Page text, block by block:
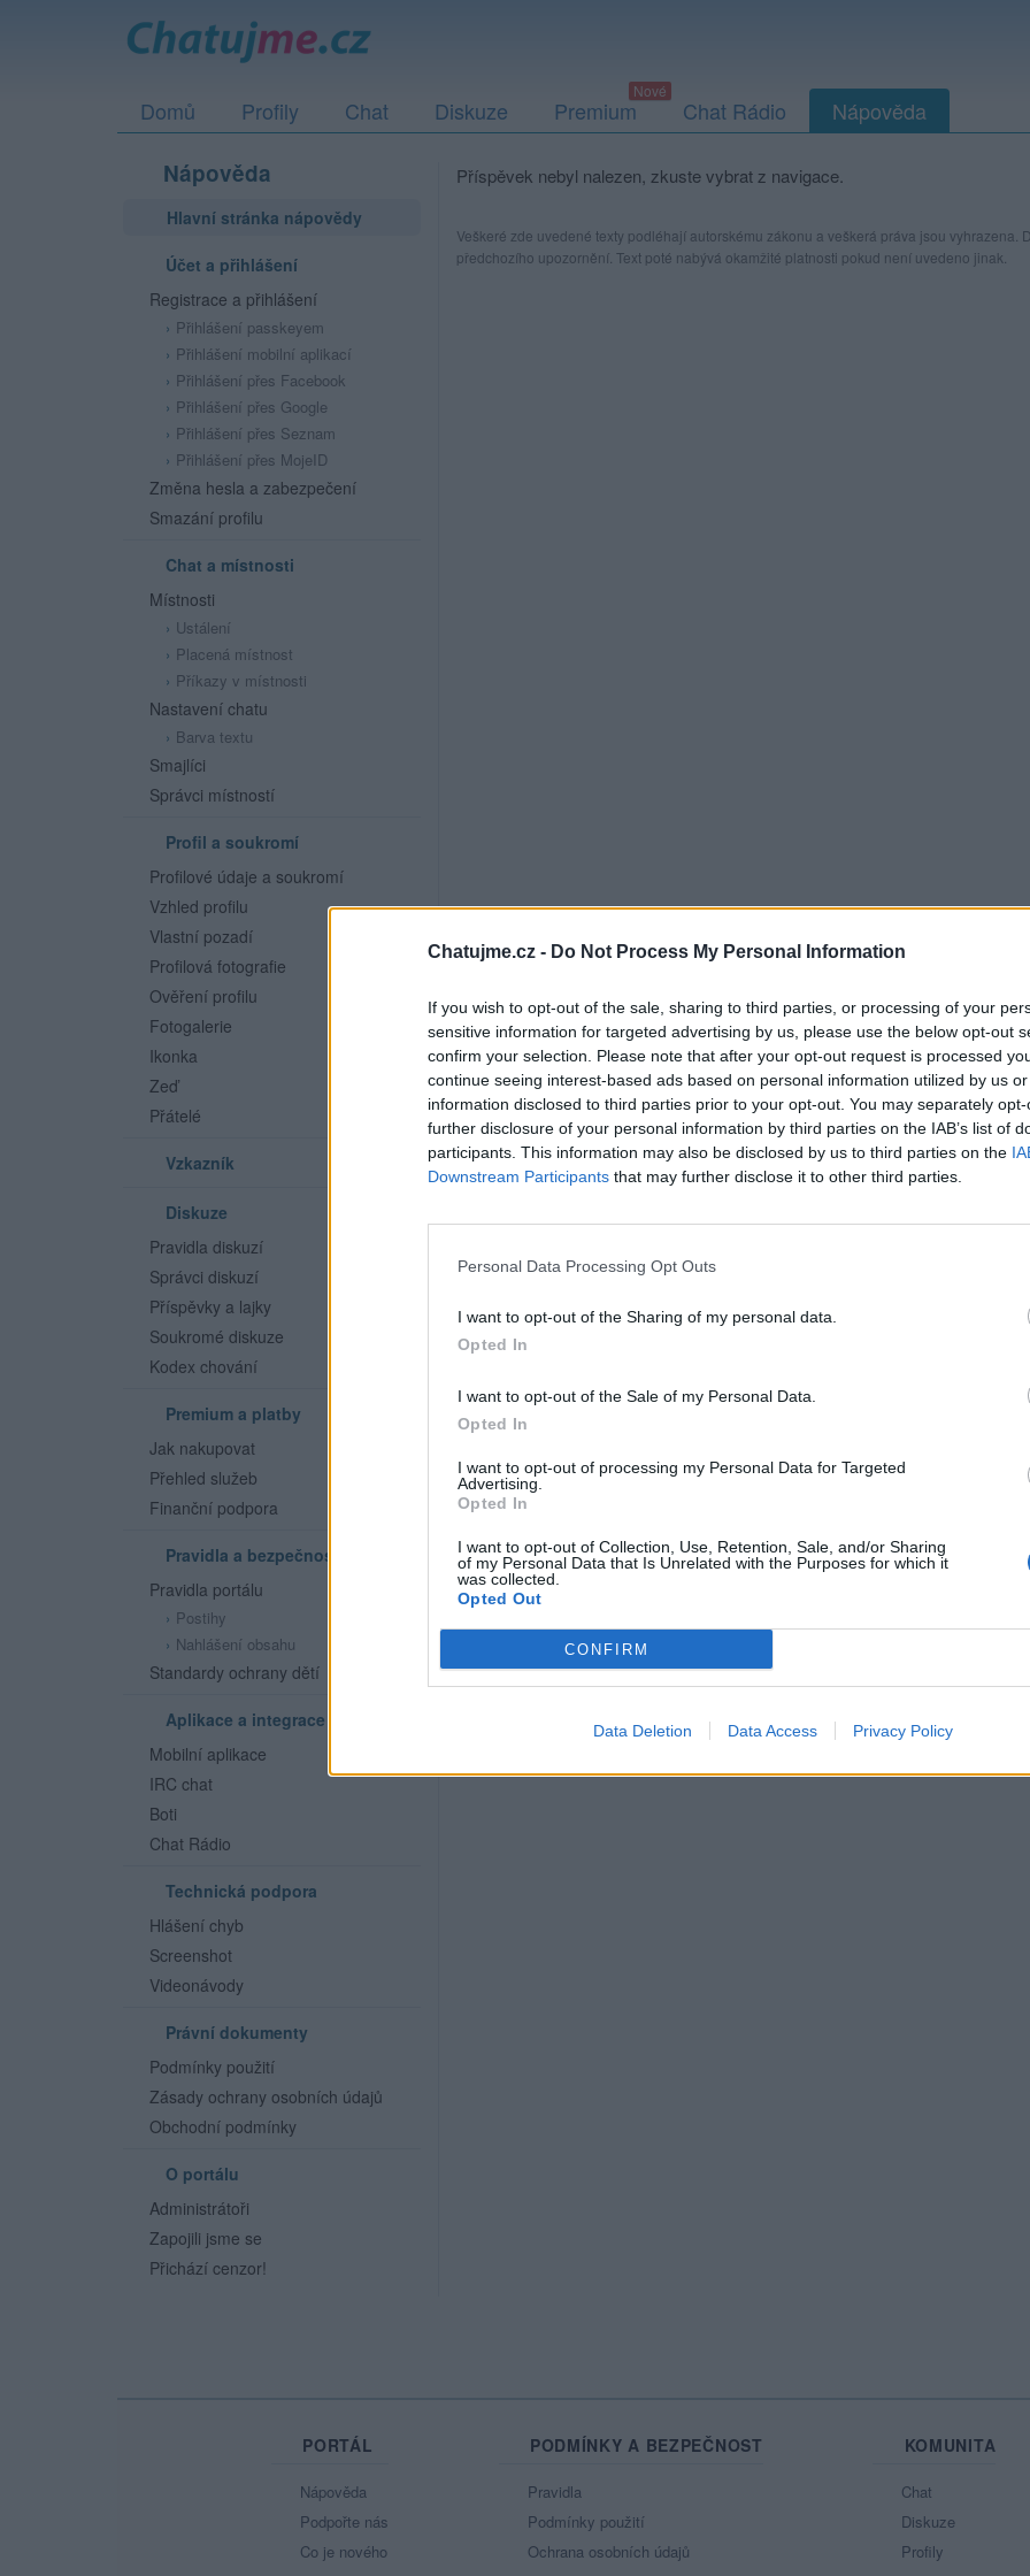
Chatujme.cz - Do Not Process My Personal Information
If you wish to opt-out of the sale, sharing to third parties, or processing of your
sensitive information for targeted advertising by us, please use the below opt-out
confirm your selection. Please note that after your opt-out request is processed
continue seeing interest-based ads based on personal information utilized by us
information disclosed to third parties prior to your opt-out. You may separately
further disclosure of your personal information by third parties on the IAB’s list of
participants. This information may also be disclosed by us to third parties on the
Downstream Participants that may further disclose it to other third parties.
Personal Data Processing Opt Outs
I want to opt-out of the Sharing of my personal data.
Opted In
I want to opt-out of the Sale of my Personal Data.
Opted In
I want to opt-out of processing my Personal Data for Targeted
Advertising.
Opted In
I want to opt-out of Collection, Use, Retention, Sale, and/or Sharing
of my Personal Data that Is Unrelated with the Purposes for which it
was collected.
Opted Out
CONFIRM
Data Deletion Data Access Privacy Policy
Domů Profily Chat Diskuze Premium Chat Rádio Nápověda
Nápověda
Hlavní stránka nápovědy
Účet a přihlášení
Registrace a přihlášení
Přihlášení passkeyem
Přihlášení mobilní aplikací
Přihlášení přes Facebook
Přihlášení přes Google
Přihlášení přes Seznam
Přihlášení přes MojeID
Změna hesla a zabezpečení
Smazání profilu
Chat a místnosti
Místnosti
Ustálení
Placená místnost
Příkazy v místnosti
Nastavení chatu
Barva textu
Smajlíci
Správci místností
Profil a soukromí
Profilové údaje a soukromí
Vzhled profilu
Vlastní pozadí
Profilová fotografie
Ověření profilu
Fotogalerie
Ikonka
Zeď
Přátelé
Vzkazník
Diskuze
Pravidla diskuzí
Správci diskuzí
Příspěvky a lajky
Soukromé diskuze
Kodex chování
Premium a platby
Jak nakupovat
Přehled služeb
Finanční podpora
Pravidla a bezpečnost
Pravidla portálu
Postihy
Nahlášení obsahu
Standardy ochrany dětí
Aplikace a integrace
Mobilní aplikace
IRC chat
Boti
Chat Rádio
Technická podpora
Hlášení chyb
Screenshot
Videonávody
Právní dokumenty
Podmínky použití
Zásady ochrany osobních údajů
Obchodní podmínky
O portálu
Administrátoři
Zapojili jsme se
Přichází cenzor!
Příspěvek nebyl nalezen, zkuste vybrat z navigace.
Veškeré zde uvedené texty podléhají autorskému zákonu a veškerá práva jsou
předchozího upozornění. Text poté nabývá okamžité platnosti pokud není uvedeno jinak.
PORTÁL
Nápověda
Podpořte nás
Co je nového
PODMÍNKY A BEZPEČNOST
Pravidla
Podmínky použití
Ochrana osobních údajů
KOMUNITA
Chat
Diskuze
Profily